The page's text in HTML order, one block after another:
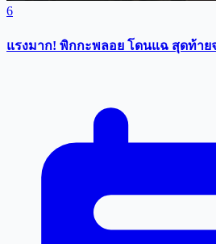
6
แรงมาก! พิกกะพลอย โดนแฉ สุดท้าย